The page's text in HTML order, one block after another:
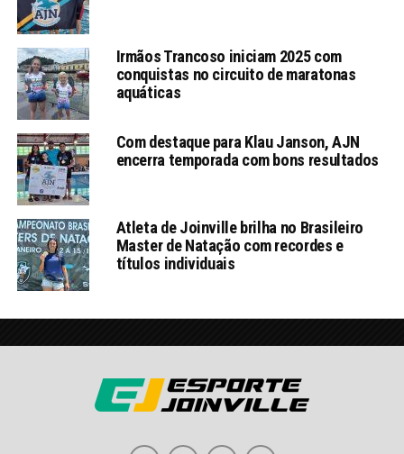
Irmãos Trancoso iniciam 2025 com
conquistas no circuito de maratonas
aquáticas
Com destaque para Klau Janson, AJN
encerra temporada com bons resultados
Atleta de Joinville brilha no Brasileiro
Master de Natação com recordes e
títulos individuais